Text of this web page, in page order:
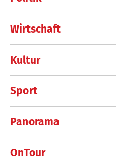
Wirtschaft
Kultur
Sport
Panorama
OnTour